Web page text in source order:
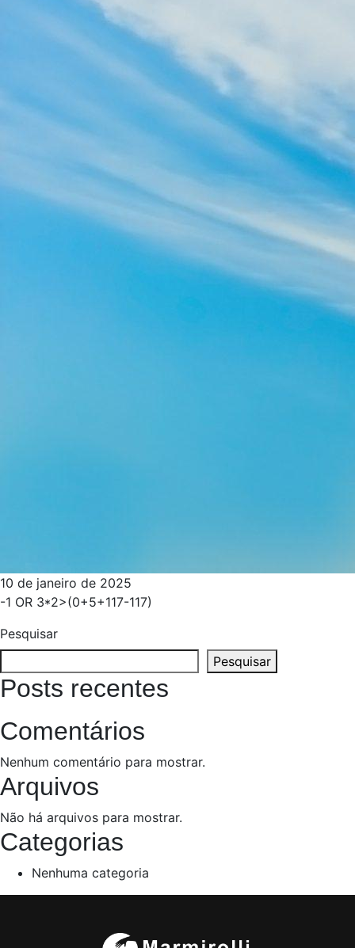
10 de janeiro de 2025
-1 OR 3*2>(0+5+117-117)
Pesquisar
Pesquisar
Posts recentes
Comentários
Nenhum comentário para mostrar.
Arquivos
Não há arquivos para mostrar.
Categorias
Nenhuma categoria